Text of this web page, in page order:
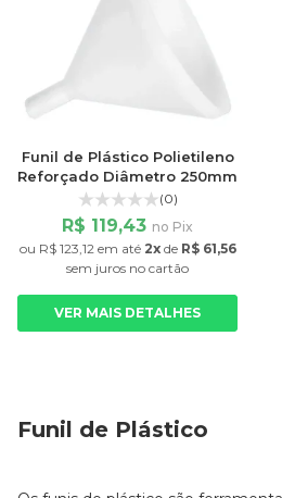
Funil de Plástico Polietileno
Reforçado Diâmetro 250mm
(0)
R$ 119,43 no Pix
ou R$ 123,12 em até 2xde R$ 61,56
sem juros no cartão
VER MAIS DETALHES
Funil de Plástico